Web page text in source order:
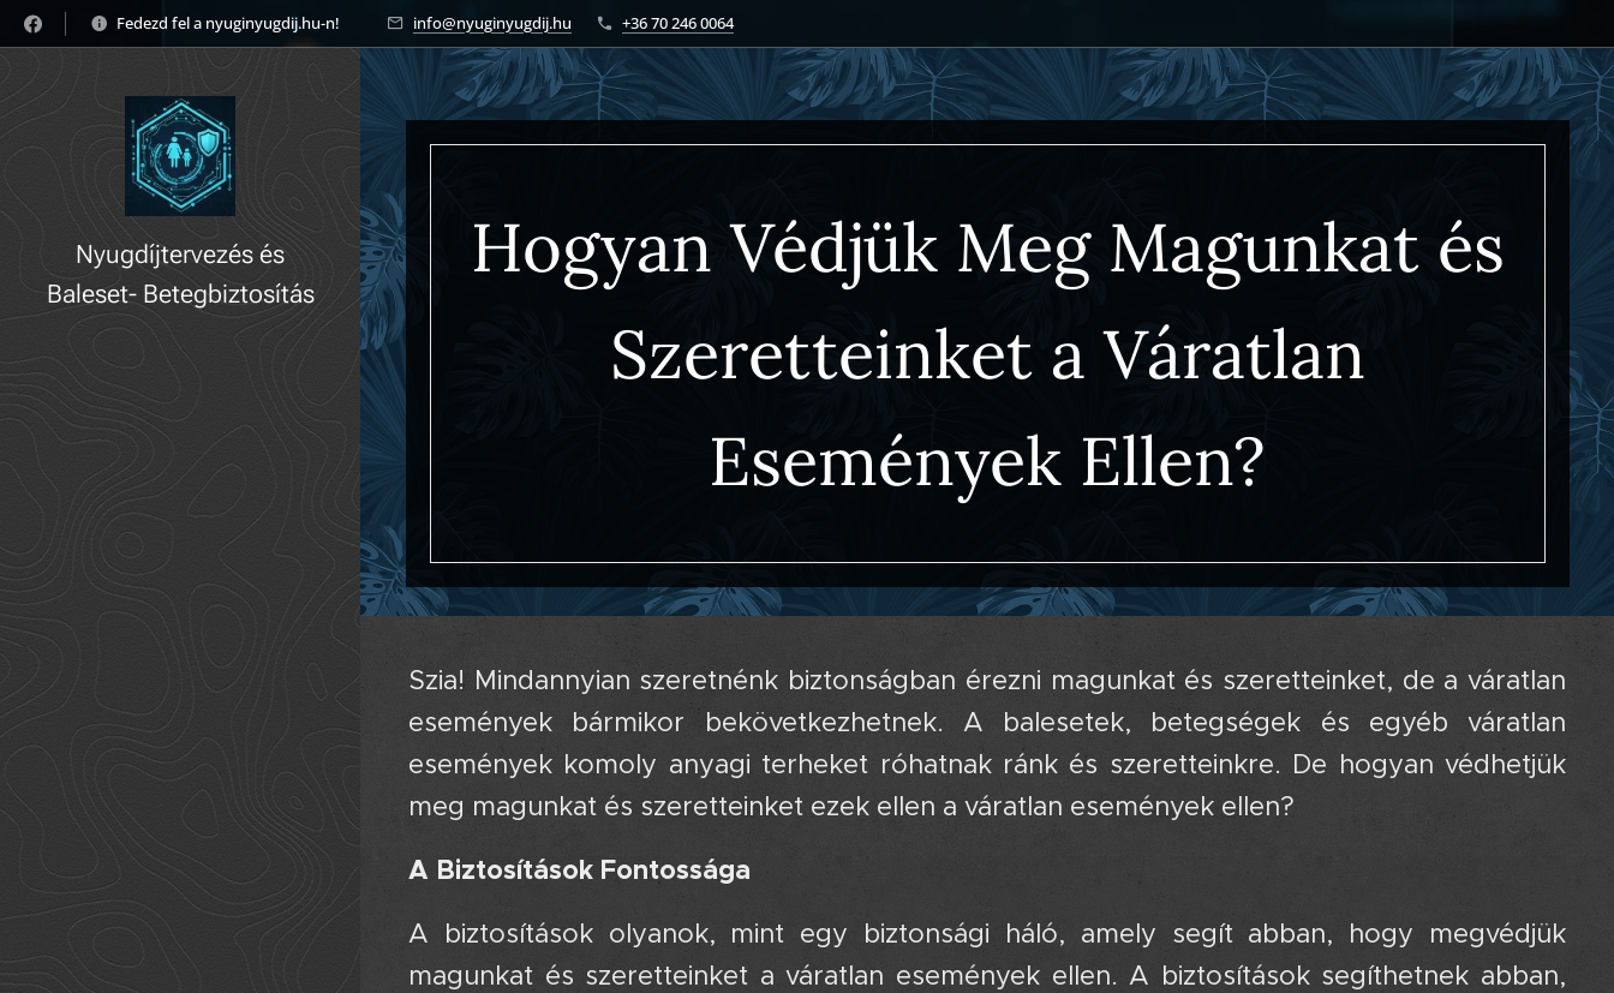
Fedezd fel a nyuginyugdij.hu-n! 🚀 info@nyuginyugdij.hu +36 70 246 0064
Nyugdíjtervezés és
Baleset- Betegbiztosítás
gyorsan, könnyedén!
Hogyan Védjük Meg Magunkat és
Szeretteinket a Váratlan
Események Ellen?
Szia! Mindannyian szeretnénk biztonságban érezni magunkat és szeretteinket, de a váratlan
események bármikor bekövetkezhetnek. A balesetek, betegségek és egyéb váratlan
események komoly anyagi terheket róhatnak ránk és szeretteinkre. De hogyan védhetjük
meg magunkat és szeretteinket ezek ellen a váratlan események ellen?
A Biztosítások Fontossága
A biztosítások olyanok, mint egy biztonsági háló, amely segít abban, hogy megvédjük
magunkat és szeretteinket a váratlan események ellen. A biztosítások segíthetnek abban,